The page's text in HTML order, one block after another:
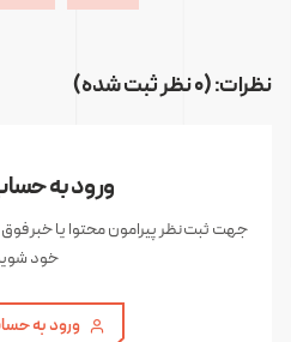
نظرات: (0 نظر ثبت شده)
ورود به
جهت ثبت نظر پیرامون محتوا یا خبر
خود
ورود به